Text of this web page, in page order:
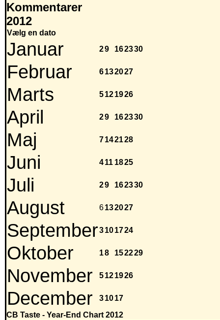
Kommentarer
2012
Vælg en dato
Januar 29 162330
Februar 6132027
Marts 5121926
April 29 162330
Maj 7142128
Juni 411 1825
Juli 29 162330
August 6132027
September3101724
Oktober 18 152229
November 5121926
December 31017
CB Taste - Year-End Chart 2012